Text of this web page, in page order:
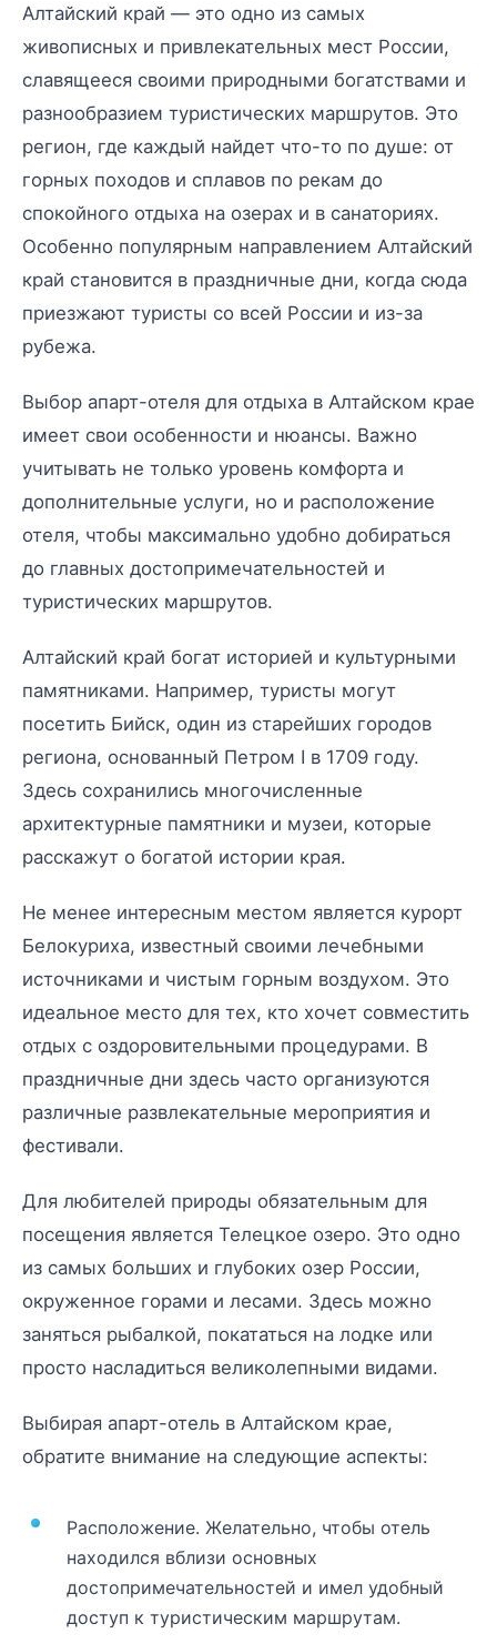
Алтайский край — это одно из самых
живописных и привлекательных мест России,
славящееся своими природными богатствами и
разнообразием туристических маршрутов. Это
регион, где каждый найдет что-то по душе: от
горных походов и сплавов по рекам до
спокойного отдыха на озерах и в санаториях.
Особенно популярным направлением Алтайский
край становится в праздничные дни, когда сюда
приезжают туристы со всей России и из-за
рубежа.
Выбор апарт-отеля для отдыха в Алтайском крае
имеет свои особенности и нюансы. Важно
учитывать не только уровень комфорта и
дополнительные услуги, но и расположение
отеля, чтобы максимально удобно добираться
до главных достопримечательностей и
туристических маршрутов.
Алтайский край богат историей и культурными
памятниками. Например, туристы могут
посетить Бийск, один из старейших городов
региона, основанный Петром I в 1709 году.
Здесь сохранились многочисленные
архитектурные памятники и музеи, которые
расскажут о богатой истории края.
Не менее интересным местом является курорт
Белокуриха, известный своими лечебными
источниками и чистым горным воздухом. Это
идеальное место для тех, кто хочет совместить
отдых с оздоровительными процедурами. В
праздничные дни здесь часто организуются
различные развлекательные мероприятия и
фестивали.
Для любителей природы обязательным для
посещения является Телецкое озеро. Это одно
из самых больших и глубоких озер России,
окруженное горами и лесами. Здесь можно
заняться рыбалкой, покататься на лодке или
просто насладиться великолепными видами.
Выбирая апарт-отель в Алтайском крае,
обратите внимание на следующие аспекты:
Расположение. Желательно, чтобы отель
находился вблизи основных
достопримечательностей и имел удобный
доступ к туристическим маршрутам.